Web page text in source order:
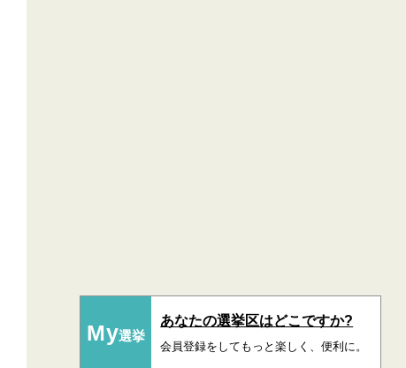
My選挙
あなたの選挙区はどこですか?
会員登録をしてもっと楽しく、便利に。